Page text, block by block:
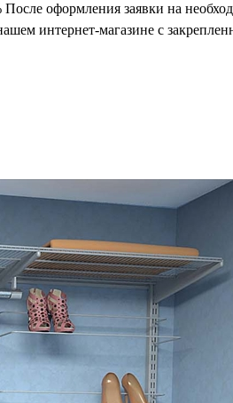
оформления заявки на
интернет-магазине с